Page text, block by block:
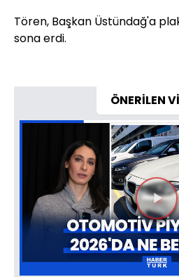
Tören, Başkan Üstündağ'a
sona erdi.
ÖNERİLEN